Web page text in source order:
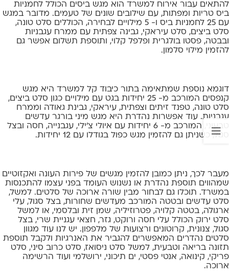
להתאים עבור אירוח למשרד הוא מגש ביסים הכולל לחמניות
ביס טריות ומפתות, עם שילובים שונים של טעמים. מדובר במגש
עם 25 לחמניות ביס ו- 5 מילויים לבחירה, הכוללים סלט טונה,
סלט ביצים, סלט עיראקי, גבינה צפתית עם ממרח עגבניות
ובבטה, פסטו בולגרית ופלפל קלוי, ותוספת תשלום אפשר גם
להזמין מילוי סלמון.
דוגמא נוספת שמתאימה בתור כיבוד קל למשרד היא מגש
קנפסים המורכב מ- 25 יחידות בגט עם מילויים כגון סלט ביצים,
סלט טונה, טפנד זיתים וצפתית, עיראקי, גבינת גאודה וממרח
עגבניות. עוד אפשרות נהדרת היא מגש מיני בורגר עדשים
טבעוני, המורכב מ- 6 יחידות עם איולי צ'ילי, עגבנייה, חסה ובצל
סגול, כשניתן גם להזמין מגש כפול בגודלו עם 12 יחידות.
מעבר לכך, ניתן כמובן להזמין מגשים של פירות העונה ואקזוטיים
שמהווים תוספת נהדרת או נשנוש העומד בפני עצמו להתכנסות
במשרד. תוכלו גם לבחור מבין שורה ארוכה של סלטים. למשל,
סלט עדשים ובטטה המורכב מעדשים שחורות, בצל סגול, עלי
ארגולה, בטטה קלויה, פטרוזיליה, שמן זית ובלסמי, או למשל
סלט ירוק הכולל עלי חסה ורוקט, גזר, חצאי עגניית שרי, בצל
סגול, צנונית, קרוטונים ורצועות של מלפפון. יש לנו עוד מגוון
סלטים נהדרים המאפשרים להגביר את האנרגיות ולקבל תוספת
תזונה בריאה וטבעית, למשל סלט ניסואז, סלט כרוב סיני, סלט
פריקי, קינואה, אנטי פסטי, ים תיכוני, ירושלמי ועוד הרשימה
ארוכה.